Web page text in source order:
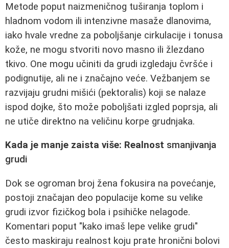
Metode poput naizmeničnog tuširanja toplom i
hladnom vodom ili intenzivne masaže dlanovima,
iako hvale vredne za poboljšanje cirkulacije i tonusa
kože, ne mogu stvoriti novo masno ili žlezdano
tkivo. One mogu učiniti da grudi izgledaju čvršće i
podignutije, ali ne i značajno veće. Vežbanjem se
razvijaju grudni mišići (pektoralis) koji se nalaze
ispod dojke, što može poboljšati izgled poprsja, ali
ne utiče direktno na veličinu korpe grudnjaka.
Kada je manje zaista više: Realnost smanjivanja
grudi
Dok se ogroman broj žena fokusira na povećanje,
postoji značajan deo populacije kome su velike
grudi izvor fizičkog bola i psihičke nelagode.
Komentari poput "kako imaš lepe velike grudi"
često maskiraju realnost koju prate hronični bolovi